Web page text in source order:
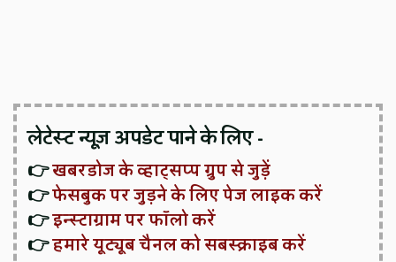
लेटेस्ट न्यूज़ अपडेट पाने के लिए -
👉खबरडोज के व्हाट्सप्प ग्रुप से जुड़ें
👉फेसबुक पर जुड़ने के लिए पेज लाइक करें
👉इन्स्टाग्राम पर फॉलो करें
👉हमारे यूट्यूब चैनल को सबस्क्राइब करें